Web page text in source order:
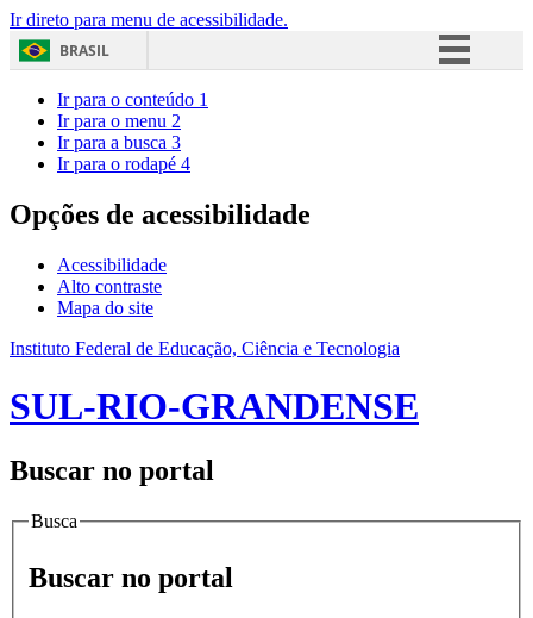
Ir direto para menu de acessibilidade.
BRASIL
Acesso à informação
Ir para o conteúdo 1
Ir para o menu 2
Ir para a busca 3
Ir para o rodapé 4
Opções de acessibilidade
Acessibilidade
Alto contraste
Mapa do site
Instituto Federal de Educação, Ciência e Tecnologia
SUL-RIO-GRANDENSE
Buscar no portal
Busca
Buscar no portal